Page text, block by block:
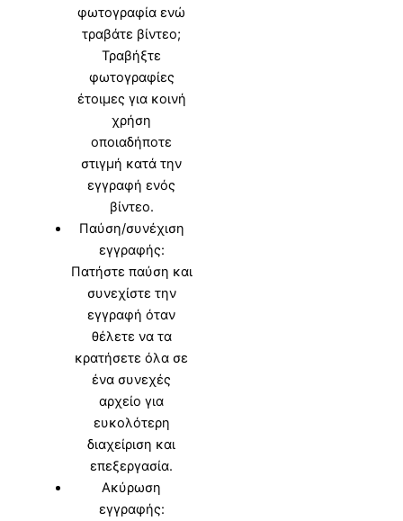
φωτογραφία ενώ
τραβάτε βίντεο;
Τραβήξτε
φωτογραφίες
έτοιμες για κοινή
χρήση
οποιαδήποτε
στιγμή κατά την
εγγραφή ενός
βίντεο.
Παύση/συνέχιση
εγγραφής:
Πατήστε παύση και
συνεχίστε την
εγγραφή όταν
θέλετε να τα
κρατήσετε όλα σε
ένα συνεχές
αρχείο για
ευκολότερη
διαχείριση και
επεξεργασία.
Ακύρωση
εγγραφής: